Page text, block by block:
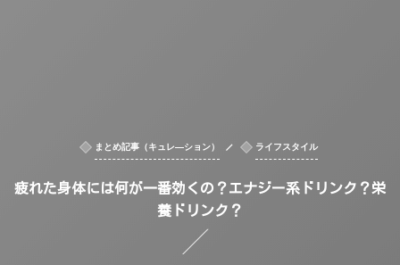
まとめ記事（キュレ―ション） ライフスタイル
疲れた身体には何が一番効くの？エナジー系ドリンク？栄
養ドリンク？